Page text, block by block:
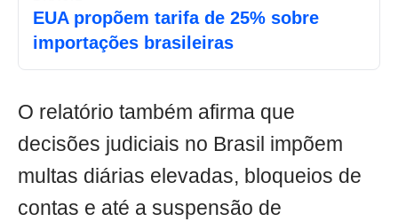
EUA propõem tarifa de 25% sobre
importações brasileiras
O relatório também afirma que
decisões judiciais no Brasil impõem
multas diárias elevadas, bloqueios de
contas e até a suspensão de